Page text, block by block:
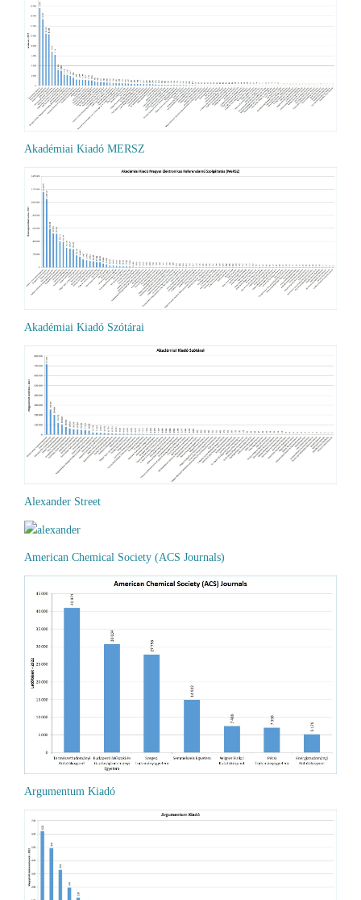
Akadémiai Kiadó MERSZ
Akadémiai Kiadó Szótárai
Alexander Street
American Chemical Society (ACS Journals)
Argumentum Kiadó